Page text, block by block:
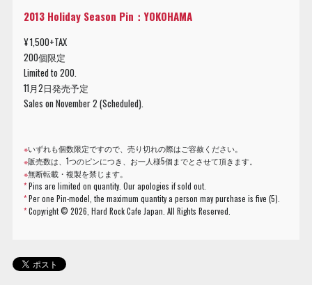
2013 Holiday Season Pin：YOKOHAMA
¥ 1,500+TAX
200個限定
Limited to 200.
11月2日発売予定
Sales on November 2 (Scheduled).
※いずれも個数限定ですので、売り切れの際はご容赦ください。
※販売数は、1つのピンにつき、お一人様5個までとさせて頂きます。
※無断転載・複製を禁じます。
*Pins are limited on quantity. Our apologies if sold out.
*Per one Pin-model, the maximum quantity a person may purchase is five (5).
*Copyright ©2026, Hard Rock Cafe Japan. All Rights Reserved.